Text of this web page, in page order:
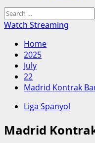
Search
for:
Watch Streaming
Home
2025
July
22
Madrid Kontrak
Liga Spanyol
Madrid